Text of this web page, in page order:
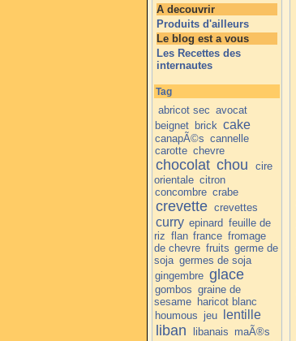
A decouvrir
Produits d'ailleurs
Le blog est a vous
Les Recettes des
internautes
Tag
abricot sec avocat
beignet brick cake
canapÃ©s cannelle
carotte chevre
chocolat chou
cire
orientale citron
concombre crabe
crevette crevettes
curry epinard feuille de
riz flan france fromage
de chevre fruits germe de
soja germes de soja
gingembre glace
gombos graine de
sesame haricot blanc
houmous jeu lentille
liban libanais maÃ®s